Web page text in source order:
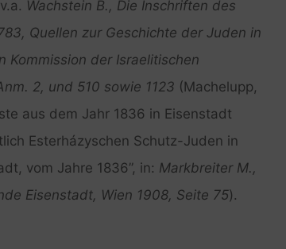
Wachstein B., Die Inschriften des
Quellen zur Geschichte der Juden in
Kommission der Israelitischen
2, und 510 sowie 1123 (Machelupp,
aus dem Jahr 1836 in Eisenstadt
Esterházyschen Schutz-Juden in
vom Jahre 1836”, in: Markbreiter M.,
Eisenstadt, Wien 1908, Seite 75).